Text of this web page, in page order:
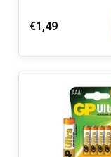
€1,49